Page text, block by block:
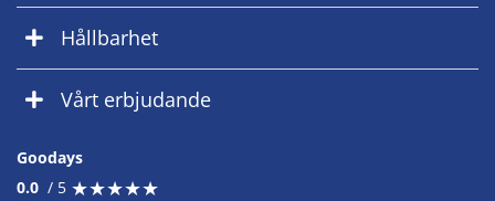
Hållbarhet
Vårt erbjudande
Goodays
0.0 / 5 ★★★★★
★★★★★